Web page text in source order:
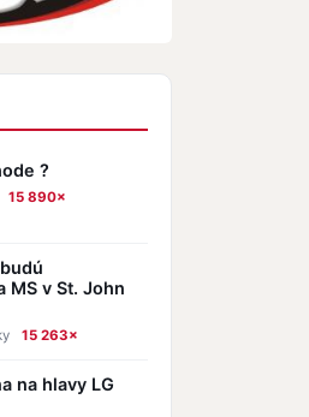
?
15 890×
MS v St. John
15 263×
na hlavy LG